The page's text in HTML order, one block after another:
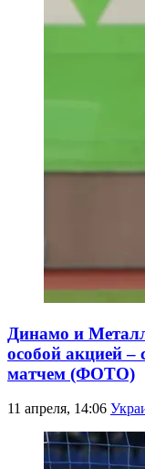
Динамо и
особой акцией –
матчем (ФОТО)
11 апреля, 14:06